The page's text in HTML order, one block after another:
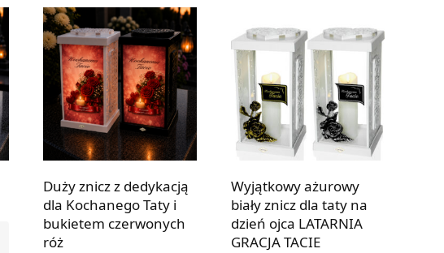
Duży znicz z dedykacją
dla Kochanego Taty i
bukietem czerwonych
róż
Wyjątkowy ażurowy
biały znicz dla taty na
dzień ojca LATARNIA
GRACJA TACIE